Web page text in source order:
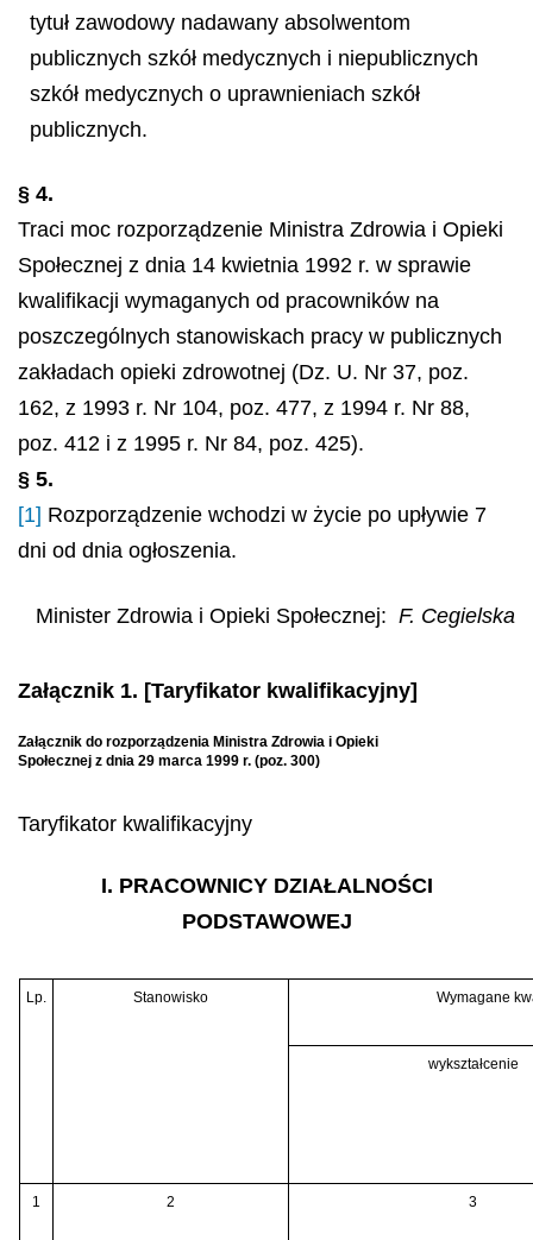
tytuł zawodowy nadawany absolwentom
publicznych szkół medycznych i niepublicznych
szkół medycznych o uprawnieniach szkół
publicznych.
§ 4.
Traci moc rozporządzenie Ministra Zdrowia i Opieki
Społecznej z dnia 14 kwietnia 1992 r. w sprawie
kwalifikacji wymaganych od pracowników na
poszczególnych stanowiskach pracy w publicznych
zakładach opieki zdrowotnej (Dz. U. Nr 37, poz.
162, z 1993 r. Nr 104, poz. 477, z 1994 r. Nr 88,
poz. 412 i z 1995 r. Nr 84, poz. 425).
§ 5.
[1] Rozporządzenie wchodzi w życie po upływie 7
dni od dnia ogłoszenia.
Minister Zdrowia i Opieki Społecznej: F. Cegielska
Załącznik 1. [Taryfikator kwalifikacyjny]
Załącznik do rozporządzenia Ministra Zdrowia i Opieki
Społecznej z dnia 29 marca 1999 r. (poz. 300)
Taryfikator kwalifikacyjny
I. PRACOWNICY DZIAŁALNOŚCI
PODSTAWOWEJ
Lp. Stanowisko Wymagane
wykształcenie
1 2 3